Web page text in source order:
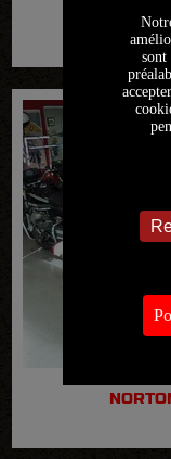
VOIR
sont